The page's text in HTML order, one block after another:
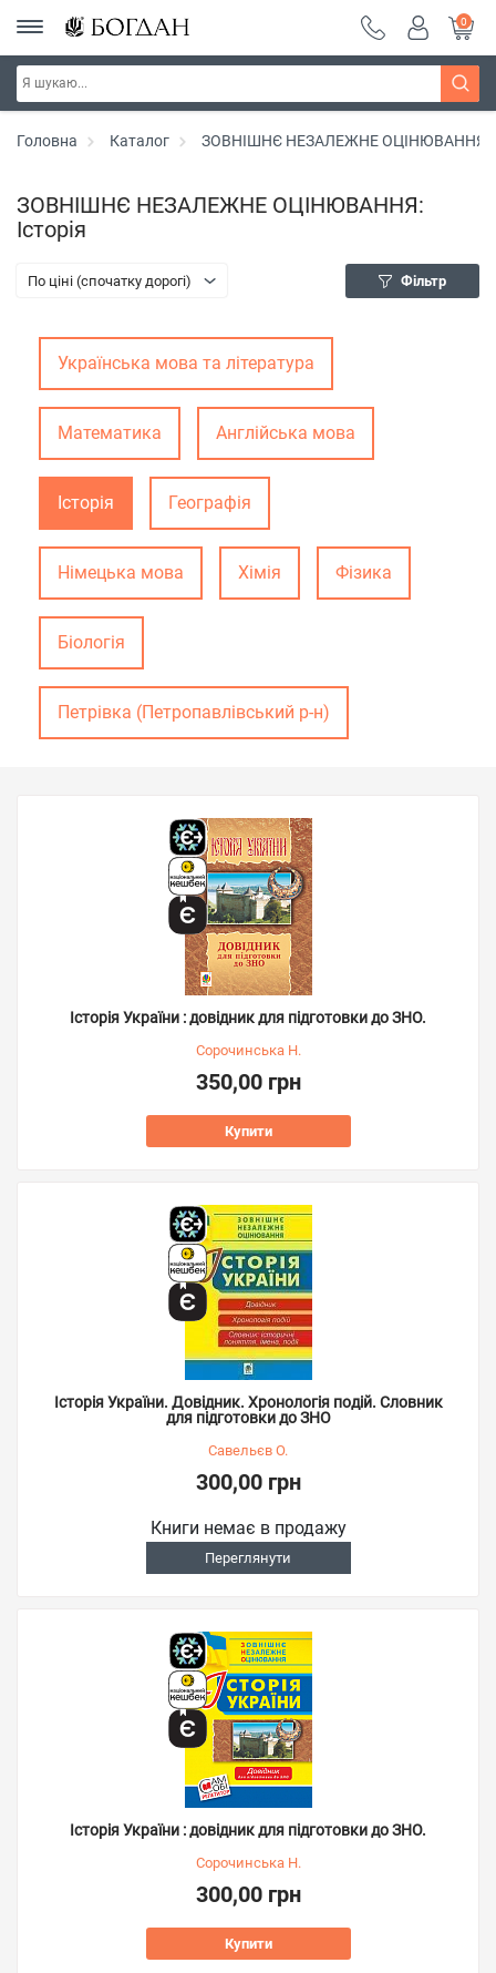
0
Головна Каталог ЗОВНІШНЄ НЕЗАЛЕЖНЕ ОЦІНЮВАННЯ
ЗОВНІШНЄ НЕЗАЛЕЖНЕ ОЦІНЮВАННЯ:
Історія
По ціні (спочатку дорогі) Фільтр
Українська мова та література
Математика Англійська мова
Історія Географія
Німецька мова Хімія Фізика
Біологія
Петрівка (Петропавлівський р-н)
Історія України : довідник для підготовки до ЗНО.
Сорочинська Н.
350,00 грн
Купити
Історія України. Довідник. Хронологія подій. Словник
для підготовки до ЗНО
Савельєв О.
300,00 грн
Книги немає в продажу
Переглянути
Історія України : довідник для підготовки до ЗНО.
Сорочинська Н.
300,00 грн
Купити